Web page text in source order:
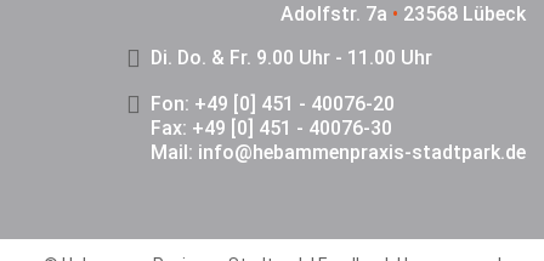
Adolfstr. 7a • 23568 Lübeck
Di. Do. & Fr. 9.00 Uhr - 11.00 Uhr
Fon: +49 [0] 451 - 40076-20
Fax: +49 [0] 451 - 40076-30
Mail: info@hebammenpraxis-stadtpark.de